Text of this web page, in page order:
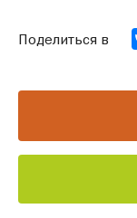
Поделиться в